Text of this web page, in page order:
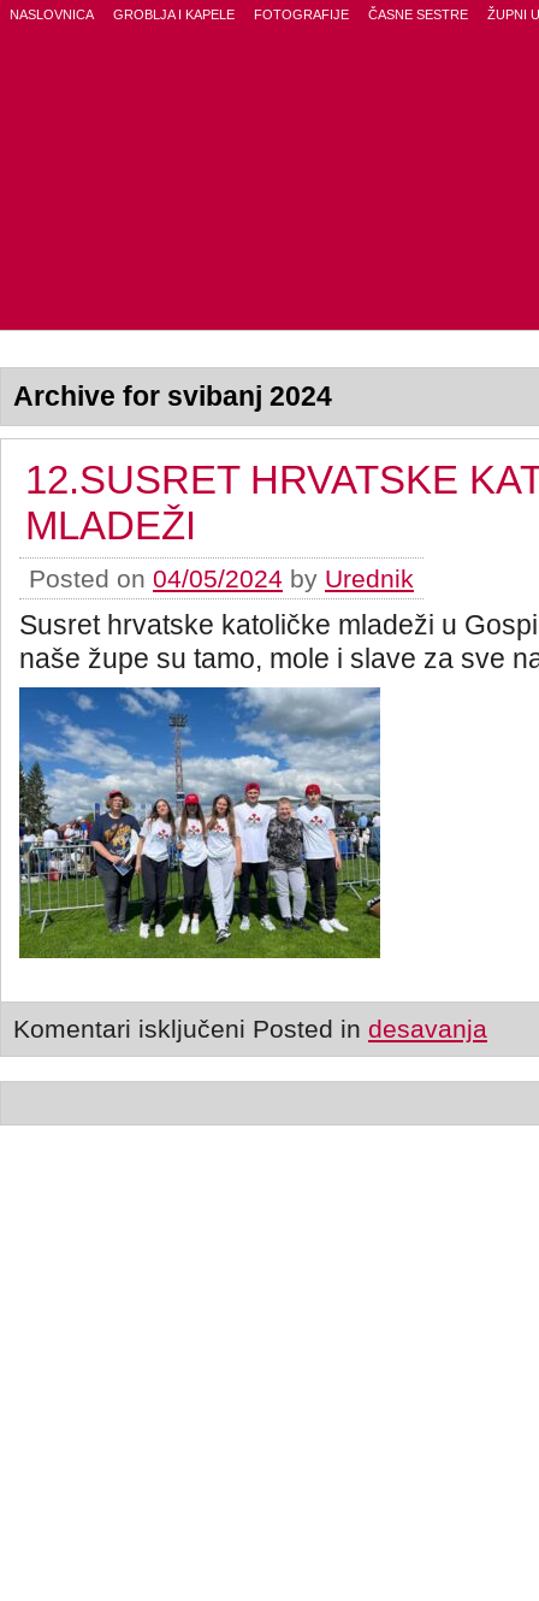
NASLOVNICA GROBLJA I KAPELE FOTOGRAFIJE ČASNE SESTRE ŽUPNI
Archive for svibanj 2024
12.SUSRET HRVATSKE
MLADEŽI
Posted on 04/05/2024 by Urednik
Susret hrvatske katoličke mladeži u
naše župe su tamo, mole i slave za sve
Komentari isključeni Posted in desavanja